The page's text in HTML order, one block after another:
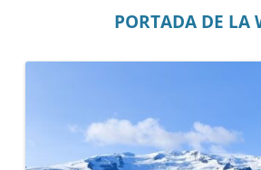
PORTADA DE LA